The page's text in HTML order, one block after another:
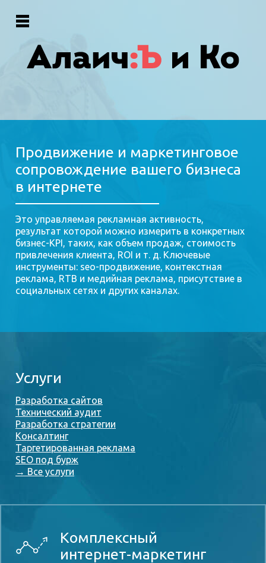
Продвижение и маркетинговое
сопровождение вашего бизнеса
в интернете
Это управляемая рекламная активность,
результат которой можно измерить в конкретных
бизнес-KPI, таких, как объем продаж, стоимость
привлечения клиента, ROI и т. д. Ключевые
инструменты: seo-продвижение, контекстная
реклама, RTB и медийная реклама, присутствие в
социальных сетях и других каналах.
Услуги
Разработка сайтов
Технический аудит
Разработка стратегии
Консалтинг
Таргетированная реклама
SEO под бурж
→ Все услуги
Комплексный
интернет-маркетинг